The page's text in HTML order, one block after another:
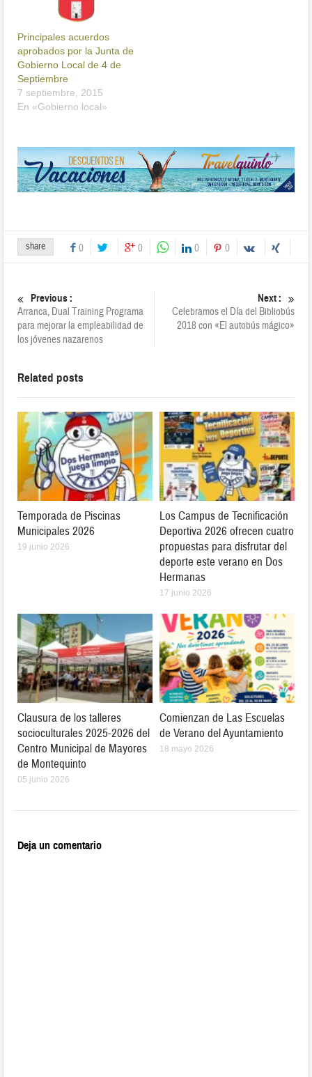
Principales acuerdos
aprobados por la Junta de
Gobierno Local de 4 de
Septiembre
7 septiembre, 2015
En «Gobierno local»
share 0 0 0 0
Previous :
Arranca, Dual Training Programa
para mejorar la empleabilidad de
los jóvenes nazarenos
Next :
Celebramos el Día del Bibliobús
2018 con «El autobús mágico»
Related posts
Temporada de Piscinas
Municipales 2026
19 junio 2026
Los Campus de Tecnificación
Deportiva 2026 ofrecen cuatro
propuestas para disfrutar del
deporte este verano en Dos
Hermanas
17 junio 2026
Clausura de los talleres
socioculturales 2025-2026 del
Centro Municipal de Mayores
de Montequinto
05 junio 2026
Comienzan de Las Escuelas
de Verano del Ayuntamiento
18 mayo 2026
Deja un comentario